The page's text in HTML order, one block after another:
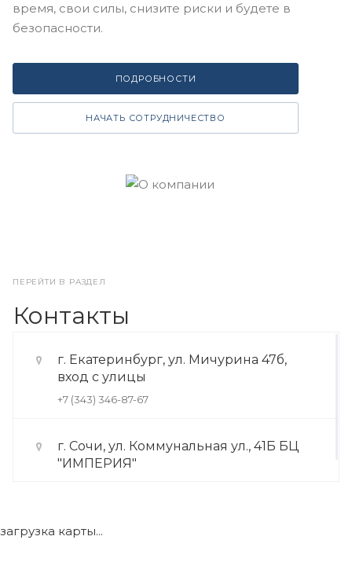
время, свои силы, снизите риски и будете в
безопасности.
ПОДРОБНОСТИ
НАЧАТЬ СОТРУДНИЧЕСТВО
ПЕРЕЙТИ В РАЗДЕЛ
Контакты
г. Екатеринбург, ул. Мичурина 47б,
вход с улицы
+7 (343) 346-87-67
г. Сочи, ул. Коммунальная ул., 41Б БЦ
"ИМПЕРИЯ"
загрузка карты...